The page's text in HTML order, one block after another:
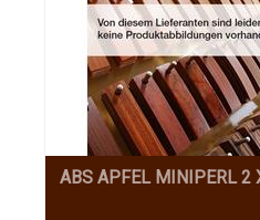
ABS APFEL MINIPERL 2